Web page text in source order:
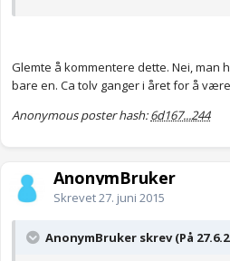
Glemte å kommentere dette. Nei, man
bare en. Ca tolv ganger i året for å
Anonymous poster hash:6d167...244
AnonymBruker
Skrevet27. juni 2015
AnonymBruker skrev (På